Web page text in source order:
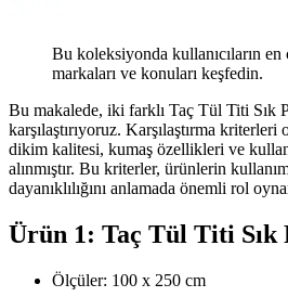
Bu koleksiyonda kullanıcıların en
markaları ve konuları keşfedin.
Bu makalede, iki farklı Taç Tül Titi Sık
karşılaştırıyoruz. Karşılaştırma
dikim kalitesi, kumaş özellikleri ve
alınmıştır. Bu kriterler, ürünlerin
dayanıklılığını anlamada önemli rol
Ürün 1: Taç Tül Titi Sık
Ölçüler: 100 x 250 cm